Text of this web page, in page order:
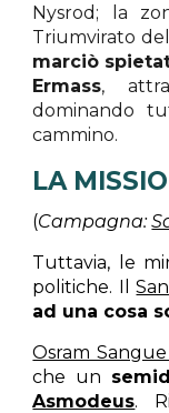
Nysrod; la
Triumvirato
marciò
Ermass,
dominando
cammino.
LA
(Campagna:
Tuttavia, le
politiche. Il
ad una cosa
Osram
che un
Asmodeus.